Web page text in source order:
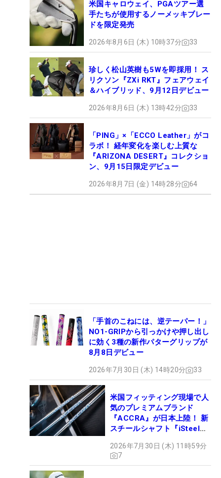
米国キャロウェイ、PGAツアー選
手たちが使用するノーメッキブレー
ドを限定発売
2026年8月6日 (木) 10時37分 33
珍しく松山英樹も5Wを即採用！ ス
リクソン『ZXi RKT』フェアウェイ
＆ハイブリッド、9月12日デビュー
2026年8月6日 (木) 13時42分 33
「PING」×「ECCO Leather」がコ
ラボ！ 経年変化を楽しむ上質な
『ARIZONA DESERT』コレクショ
ン、9月15日限定デビュー
2026年8月7日 (金) 14時28分 64
「手首のこねには、逆テーパー！」
NO1-GRIPから引っかけや押し出し
に効く3種の新作パターグリップが
8月8日デビュー
2026年7月30日 (木) 14時20分 33
米国フィッティング現場で人
気のプレミアムブランド
『ACCRA』が日本上陸！ 新
スチールシャフト『iSteel
2026年7月30日 (木) 11時59分
7